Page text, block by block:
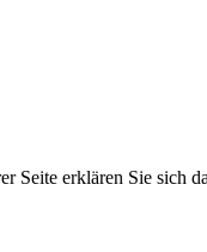
Seite erklären Sie sich